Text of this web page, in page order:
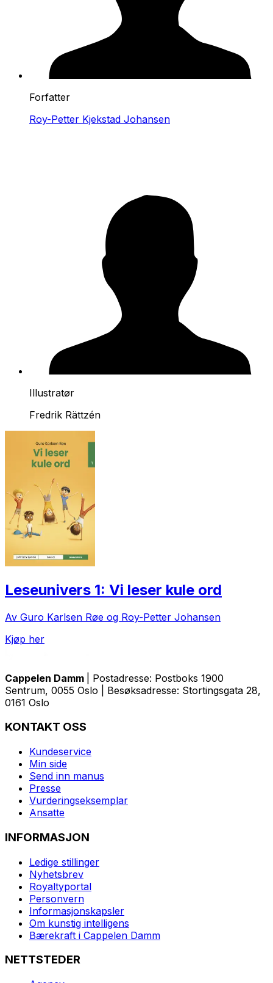
Forfatter
Roy-Petter Kjekstad Johansen
Illustratør
Fredrik Rättzén
Leseunivers 1: Vi leser kule ord
Av Guro Karlsen Røe og Roy-Petter Johansen
Kjøp her
Cappelen Damm
| Postadresse: Postboks 1900
Sentrum, 0055 Oslo | Besøksadresse: Stortingsgata 28,
0161 Oslo
KONTAKT OSS
Kundeservice
Min side
Send inn manus
Presse
Vurderingseksemplar
Ansatte
INFORMASJON
Ledige stillinger
Nyhetsbrev
Royaltyportal
Personvern
Informasjonskapsler
Om kunstig intelligens
Bærekraft i Cappelen Damm
NETTSTEDER